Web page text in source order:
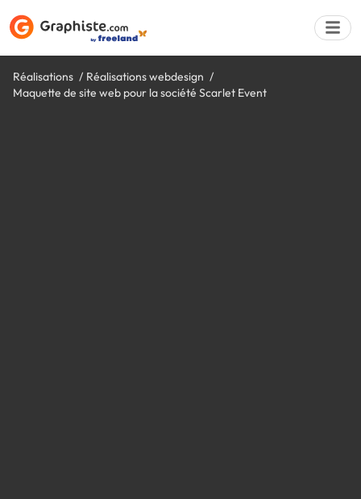
Réalisations
Réalisations webdesign
Maquette de site web pour la société Scarlet Event